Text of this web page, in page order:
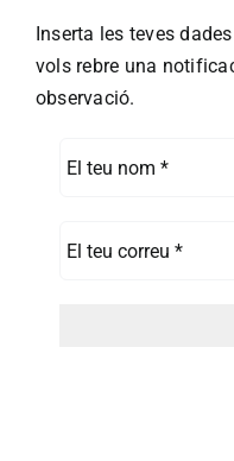
Inserta les teves
vols rebre una
observació.